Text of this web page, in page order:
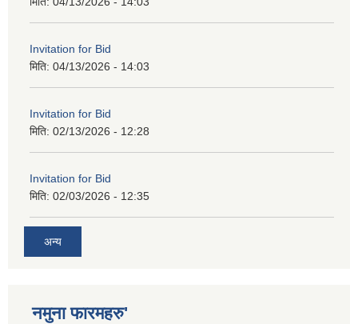
Invitation for Bid
मिति: 04/13/2026 - 14:03
Invitation for Bid
मिति: 02/13/2026 - 12:28
Invitation for Bid
मिति: 02/03/2026 - 12:35
अन्य
नमुना फारमहरु'